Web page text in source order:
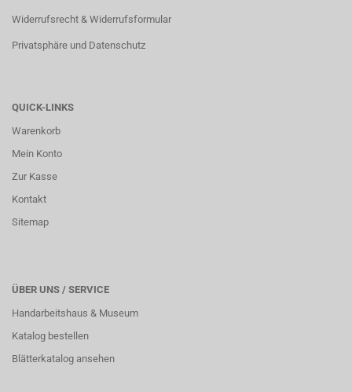
Widerrufsrecht & Widerrufsformular
Privatsphäre und Datenschutz
QUICK-LINKS
Warenkorb
Mein Konto
Zur Kasse
Kontakt
Sitemap
ÜBER UNS / SERVICE
Handarbeitshaus & Museum
Katalog bestellen
Blätterkatalog ansehen